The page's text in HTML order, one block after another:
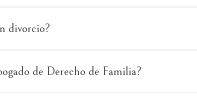
divorcio?
de Derecho de Familia?